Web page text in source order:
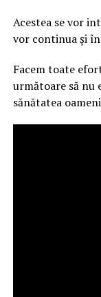
Acestea se vor
vor continua și
Facem toate
următoare să nu
sănătatea